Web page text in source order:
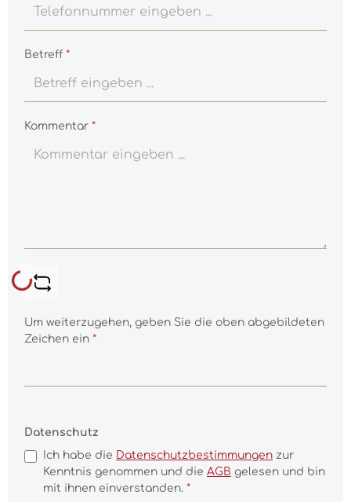
Betreff *
Kommentar *
Loading...
Um weiterzugehen, geben Sie die oben abgebildeten
Zeichen ein *
Datenschutz
Ich habe die Datenschutzbestimmungen zur
Kenntnis genommen und die AGB gelesen und bin
mit ihnen einverstanden. *